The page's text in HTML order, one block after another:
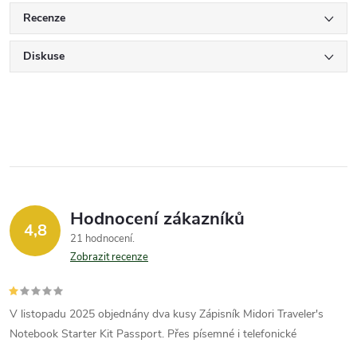
Recenze
Diskuse
4,8 Hodnocení zákazníků
21 hodnocení
Zobrazit recenze
V listopadu 2025 objednány dva kusy Zápisník Midori Traveler's
Notebook Starter Kit Passport. Přes písemné i telefonické